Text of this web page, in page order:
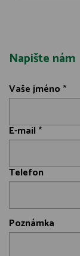
Napište nám
Vaše jméno *
E-mail *
Telefon
Poznámka